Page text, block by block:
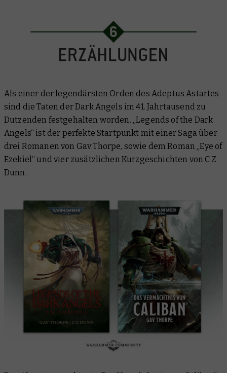
Als einer der legendärsten Orden des Adeptus Astartes
sind die Taten der Dark Angels im 41. Jahrtausend zu
Dutzenden festgehalten worden. „Legends of the Dark
Angels“ ist der perfekte Startpunkt mit einer Saga über
drei Romanen von Gav Thorpe, sowie dem Roman „Eye of
Ezekiel“ und vier zusätzlichen Kurzgeschichten von C Z
Dunn.